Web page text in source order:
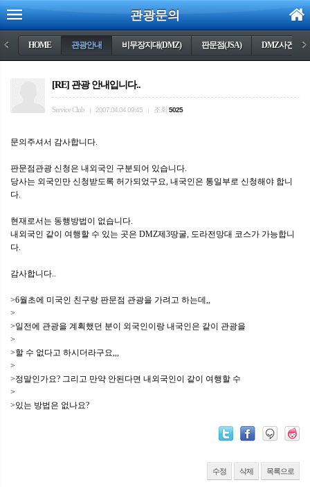
관광문의
< HOME 관광안내 비무장지대(DMZ) 판문점(JSA) DMZ사건들 >
[RE] 관광 안내입니다..
Service Club 2007.04.04 09:45 조회 5025
문의주셔서 감사합니다.
판문점관광 신청은 내외국인 구분되어 있습니다.
당사는 외국인만 신청받도록 허가되었구요, 내국인은 통일부로 신청해야 합니
다.
현재로서는 동행방법이 없습니다.
내외국인 같이 여행할 수 있는 곳은 DMZ제3땅굴, 도라전망대 코스가 가능합니
다.
감사합니다..
>6월초에 미국인 친구랑 판문점 관광을 가려고 하는데,,
>
>일전에 관광을 계획했던 분이 외국인이랑 내국인은 같이 관광을
>
>할 수 없다고 하시더라구요,,,
>
>정말인가요? 그리고 만약 안된다면 내외국인이 같이 여행할 수
>
>있는 방법은 없나요?
수정 삭제 목록으로